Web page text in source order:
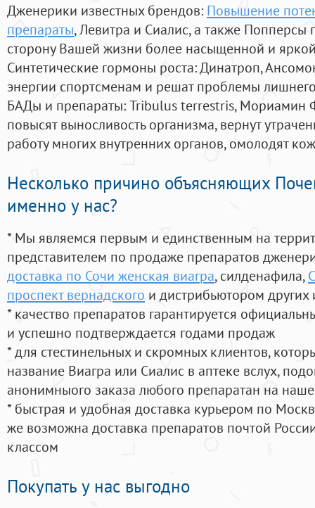
Дженерики известных брендов: Повышение
препараты, Левитра и Сиалис, а также Попперсы
сторону Вашей жизни более насыщенной и
Синтетические гормоны роста: Динатроп,
энергии спортсменам и решат проблемы
БАДы и препараты:Tribulus terrestris, Мориамин
повысят выносливость организма, вернут
работу многих внутренних органов, омолодят
Несколько причино объясняющих
именно у нас?
* Мы являемся первым и единственным на
представителем по продаже препаратов
доставка по Сочи женская виагра, силденафила,
проспект вернадского и дистрибьютором других
* качество препаратов гарантируется
и успешно подтверждается годами продаж
* для стестинельных и скромных клиентов,
название Виагра или Сиалис в аптеке вслух,
анонимныого заказа любого препаратан на
* быстрая и удобная доставка курьером по
же возможна доставка препаратов почтой
классом
Покупать у нас выгодно